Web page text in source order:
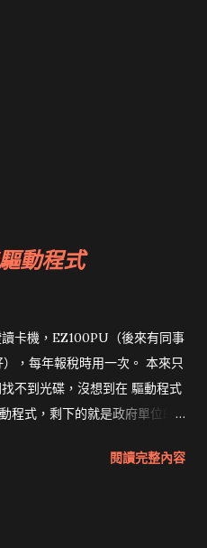
動程式
卡機，EZ100PU（後來有同事
，每年報稅時用一次。 本來只
不到光碟，沒想到在 驅動程式
式，剩下的就是政府單位的
閱讀完整內容